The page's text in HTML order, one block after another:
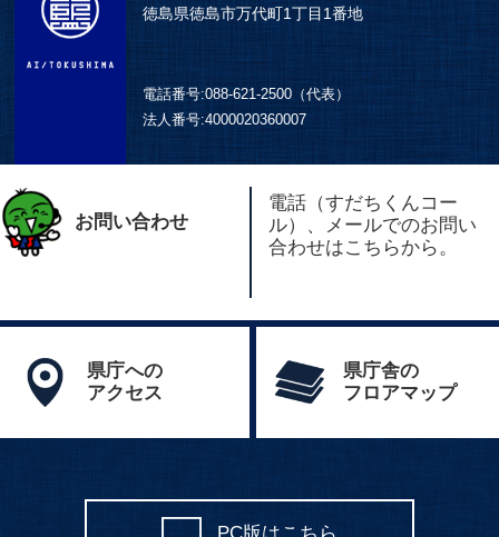
徳島県徳島市万代町1丁目1番地
電話番号:088-621-2500（代表）
法人番号:4000020360007
お問い合わせ
電話（すだちくんコー
ル）、メールでのお問い
合わせはこちらから。
県庁への
アクセス
県庁舎の
フロアマップ